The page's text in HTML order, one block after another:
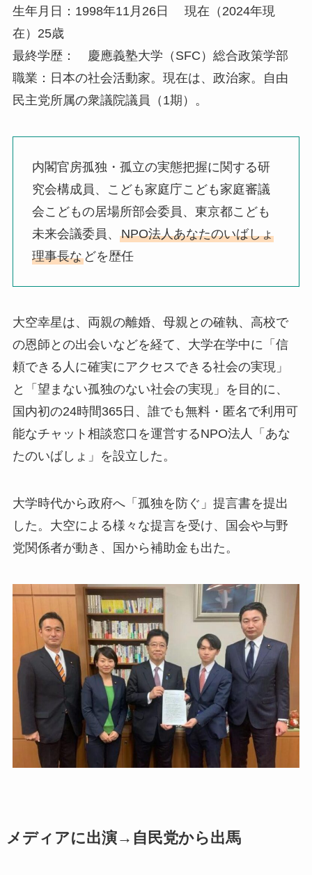
生年月日：1998年11月26日 現在（2024年現
在）25歳
最終学歴： 慶應義塾大学（SFC）総合政策学部
職業：日本の社会活動家。現在は、政治家。自由
民主党所属の衆議院議員（1期）。
内閣官房孤独・孤立の実態把握に関する研
究会構成員、こども家庭庁こども家庭審議
会こどもの居場所部会委員、東京都こども
未来会議委員、 NPO法人あなたのいばしょ
理事長などを歴任
大空幸星は、両親の離婚、母親との確執、高校で
の恩師との出会いなどを経て、大学在学中に「信
頼できる人に確実にアクセスできる社会の実現」
と「望まない孤独のない社会の実現」を目的に、
国内初の24時間365日、誰でも無料・匿名で利用可
能なチャット相談窓口を運営するNPO法人「あな
たのいばしょ」を設立した。
大学時代から政府へ「孤独を防ぐ」提言書を提出
した。大空による様々な提言を受け、国会や与野
党関係者が動き、国から補助金も出た。
メディアに出演→自民党から出馬